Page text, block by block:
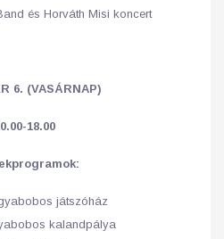
és Horváth Misi koncert
6. (VASÁRNAP)
18.00
játszóház
kalandpálya